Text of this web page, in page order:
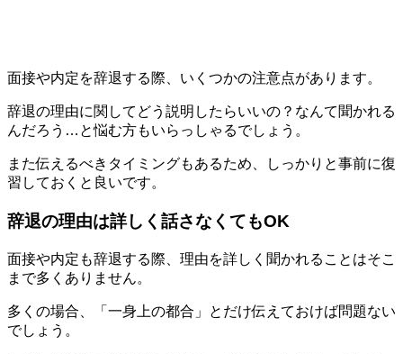
面接や内定を辞退する際、いくつかの注意点があります。
辞退の理由に関してどう説明したらいいの？なんて聞かれる
んだろう…と悩む方もいらっしゃるでしょう。
また伝えるべきタイミングもあるため、しっかりと事前に復
習しておくと良いです。
辞退の理由は詳しく話さなくてもOK
面接や内定も辞退する際、理由を詳しく聞かれることはそこ
まで多くありません。
多くの場合、「一身上の都合」とだけ伝えておけば問題ない
でしょう。